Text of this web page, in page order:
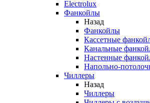
Electrolux
Фанкойлы
Назад
Фанкойлы
Кассетные
Канальные
Настенные
Напольно-
Чиллеры
Назад
Чиллеры